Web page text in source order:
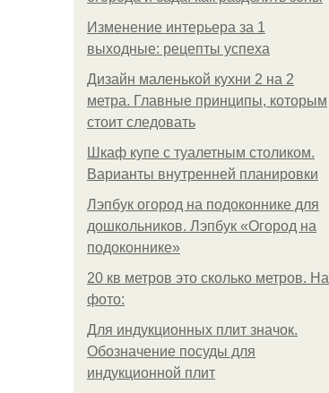
Изменение интерьера за 1
выходные: рецепты успеха
Дизайн маленькой кухни 2 на 2
метра. Главные принципы, которым
стоит следовать
Шкаф купе с туалетным столиком.
Варианты внутренней планировки
Лэпбук огород на подоконнике для
дошкольников. Лэпбук «Огород на
подоконнике»
20 кв метров это сколько метров. На
фото:
Для индукционных плит значок.
Обозначение посуды для
индукционной плит